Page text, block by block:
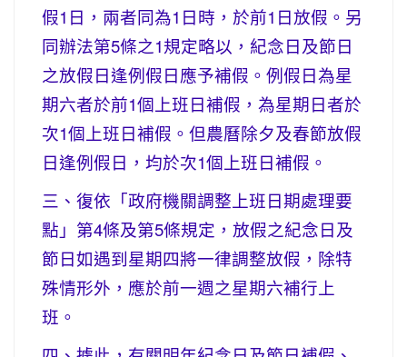
假1日，兩者同為1日時，於前1日放假。另
同辦法第5條之1規定略以，紀念日及節日
之放假日逢例假日應予補假。例假日為星
期六者於前1個上班日補假，為星期日者於
次1個上班日補假。但農曆除夕及春節放假
日逢例假日，均於次1個上班日補假。
三、復依「政府機關調整上班日期處理要
點」第4條及第5條規定，放假之紀念日及
節日如遇到星期四將一律調整放假，除特
殊情形外，應於前一週之星期六補行上
班。